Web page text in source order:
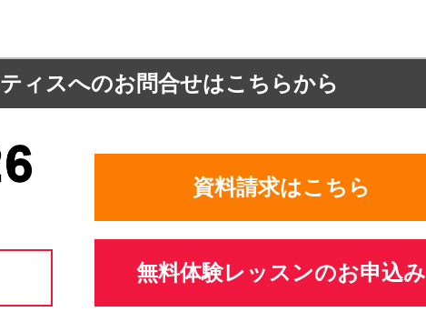
ィスへのお問合せはこちらから
資料請求はこちら
無料体験レッスンのお申込み